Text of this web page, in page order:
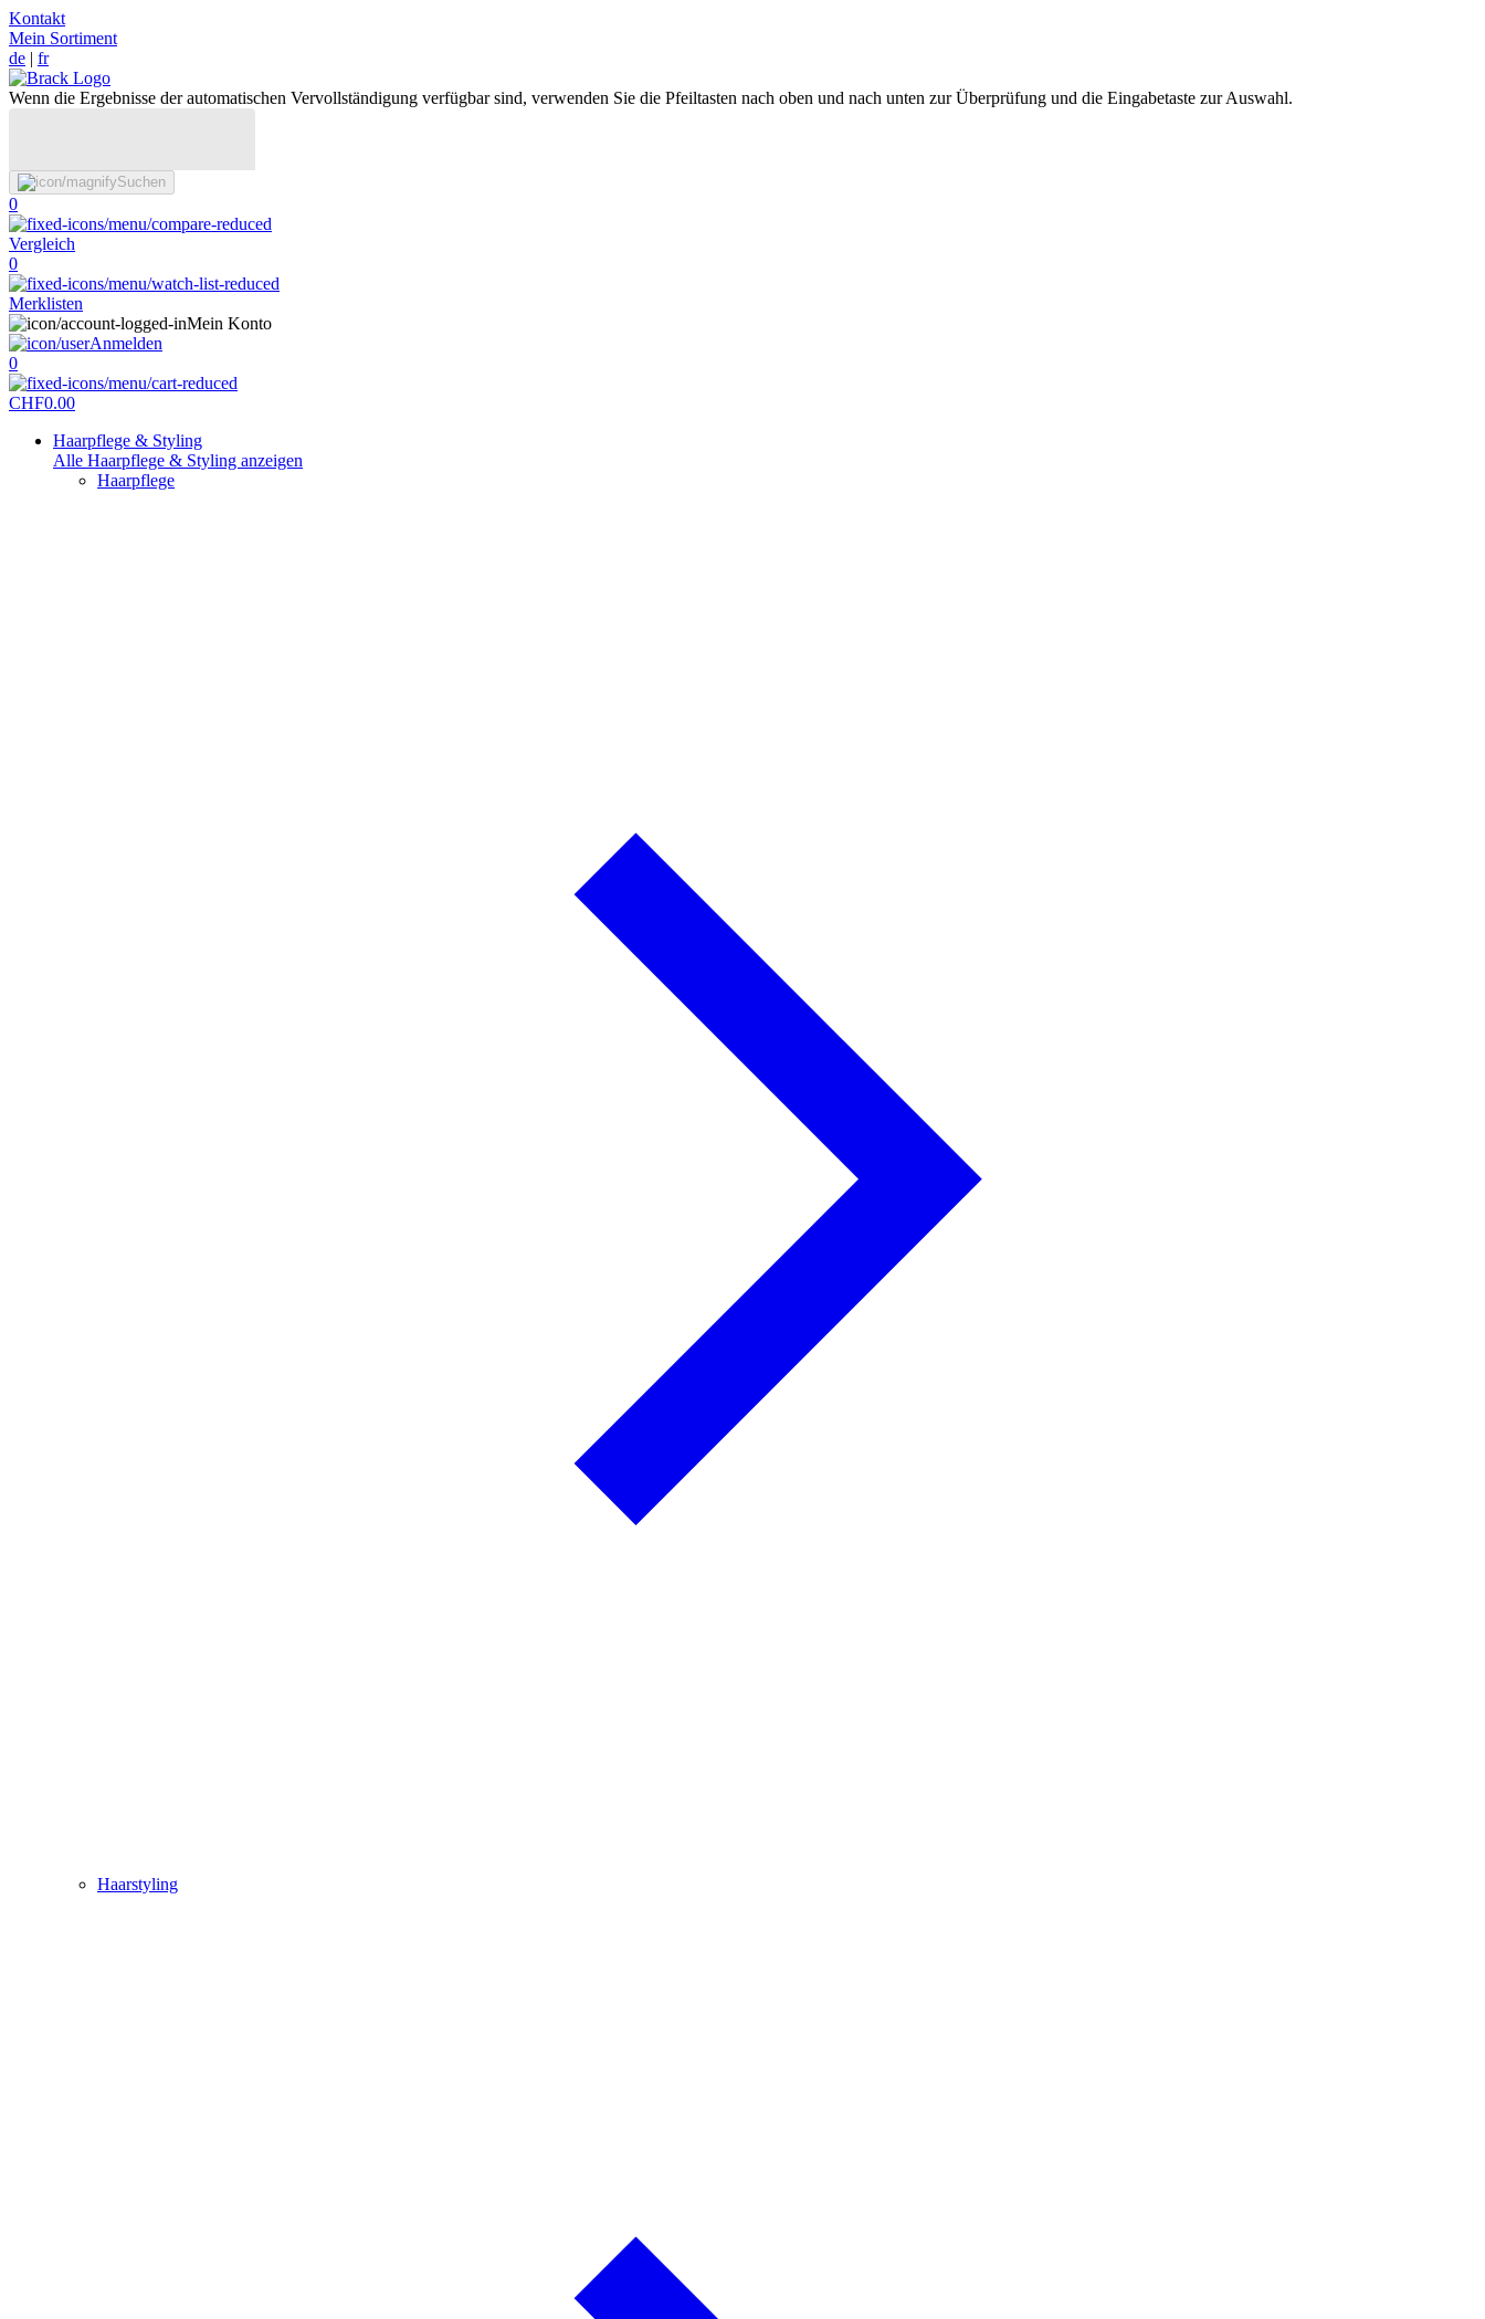
Kontakt
Mein Sortiment
de | fr
Wenn die Ergebnisse der automatischen Vervollständigung verfügbar sind, verwenden Sie die Pfeiltasten nach oben und nach unten zur Überprüfung und die Eingabetaste zur Auswahl.
Suchen
0
Vergleich
0
Merklisten
Mein Konto
Anmelden
0
CHF0.00
Haarpflege & Styling
Alle Haarpflege & Styling anzeigen
Haarpflege
Haarstyling